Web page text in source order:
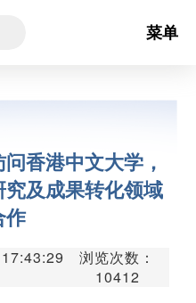
菜单
香港中文大学，
及成果转化领域
作
浏览次数：
10412